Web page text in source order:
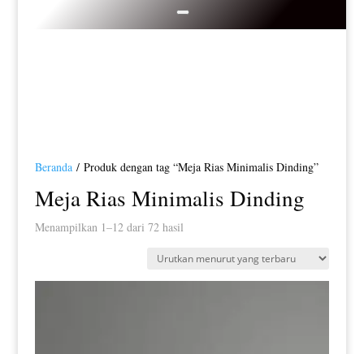
Beranda/ Produk dengan tag “Meja Rias Minimalis Dinding”
Meja Rias Minimalis Dinding
Menampilkan 1–12 dari 72 hasilDiurutkan
yang
terbaru